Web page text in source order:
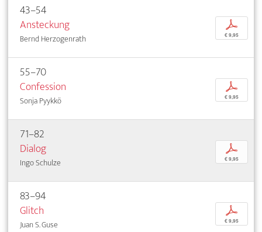
43–54
Ansteckung
Bernd Herzogenrath
p
€ 9,95
55–70
Confession
Sonja Pyykkö
p
€ 9,95
71–82
Dialog
Ingo Schulze
p
€ 9,95
83–94
Glitch
Juan S. Guse
p
€ 9,95